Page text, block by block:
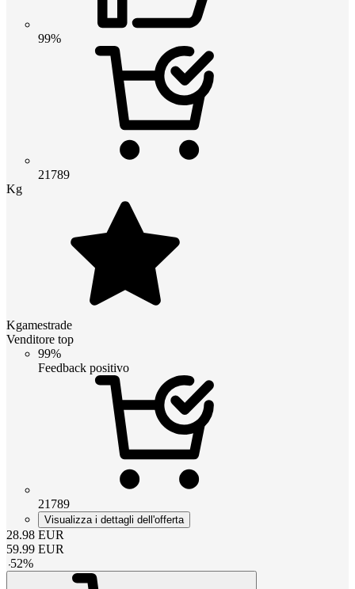
99%
21789
Kg
Kgamestrade
Venditore top
99%
Feedback positivo
21789
Visualizza i dettagli dell'offerta
28.98 EUR
59.99 EUR
-52%